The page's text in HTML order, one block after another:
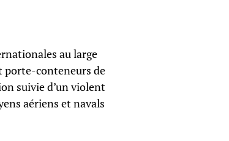
au large
porte-conteneurs de
suivie d’un violent
aériens et navals